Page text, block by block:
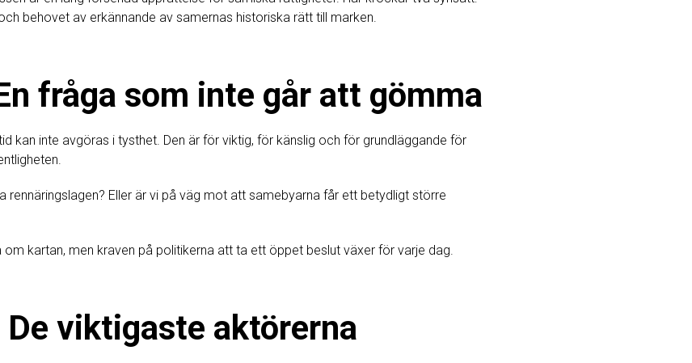
behovet av erkännande av samernas historiska rätt till marken.
fråga som inte går att gömma
kan inte avgöras i tysthet. Den är för viktig, för känslig och för grundläggande för
Eller är vi på väg mot att samebyarna får ett betydligt större
kartan, men kraven på politikerna att ta ett öppet beslut växer för varje dag.
De viktigaste aktörerna